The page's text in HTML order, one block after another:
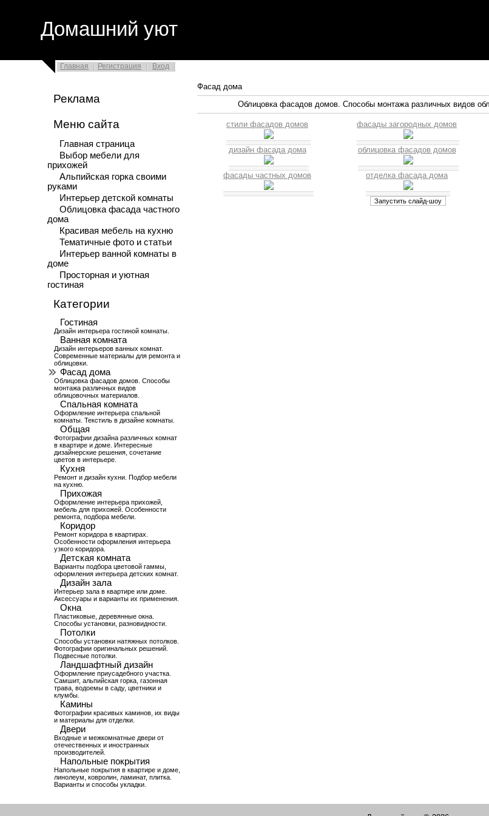
Домашний уют
Главная Регистрация Вход
Реклама
Меню сайта
Главная страница
Выбор мебели для
прихожей
Альпийская горка своими
руками
Интерьер детской комнаты
Облицовка фасада частного
дома
Красивая мебель на кухню
Тематичные фото и статьи
Интерьер ванной комнаты в
доме
Просторная и уютная
гостиная
Категории
Гостиная
Дизайн интерьера гостиной комнаты.
Ванная комната
Дизайн интерьеров ванных комнат.
Современные материалы для ремонта и
облицовки.
Фасад дома
Облицовка фасадов домов. Способы
монтажа различных видов
облицовочных материалов.
Спальная комната
Оформление интерьера спальной
комнаты. Текстиль в дизайне комнаты.
Общая
Фотографии дизайна различных комнат
в квартире и доме. Интересные
дизайнерские решения, сочетание
цветов в интерьере.
Кухня
Ремонт и дизайн кухни. Подбор мебели
на кухню.
Прихожая
Оформление интерьера прихожей,
мебель для прихожей. Особенности
ремонта, подбора мебели.
Коридор
Ремонт коридора в квартирах.
Особенности оформления интерьера
узкого коридора.
Детская комната
Варианты подбора цветовой гаммы,
оформления интерьера детских комнат.
Дизайн зала
Интерьер зала в квартире или доме.
Аксессуары и варианты их применения.
Окна
Пластиковые, деревянные окна.
Способы установки, разновидности.
Потолки
Способы установки натяжных потолков.
Фотографии оригинальных решений.
Подвесные потолки.
Ландшафтный дизайн
Оформление приусадебного участка.
Самшит, альпийская горка, газонная
трава, водоемы в саду, цветники и
клумбы.
Камины
Фотографии красивых каминов, их виды
и материалы для отделки.
Двери
Входные и межкомнатные двери от
отечественных и иностранных
производителей.
Напольные покрытия
Напольные покрытия в квартире и доме,
линолеум, ковролин, ламинат, плитка.
Варианты и способы укладки.
Фасад дома
Облицовка фасадов домов. Способы монтажа различных видов
стили фасадов домов фасады загородных домов
дизайн фасада дома облицовка фасадов домов
фасады частных домов отделка фасада дома